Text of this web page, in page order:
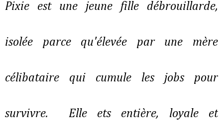
Pixie est une jeune fille débrouillarde,
isolée parce qu'élevée par une mère
célibataire qui cumule les jobs pour
survivre. Elle ets entière, loyale et